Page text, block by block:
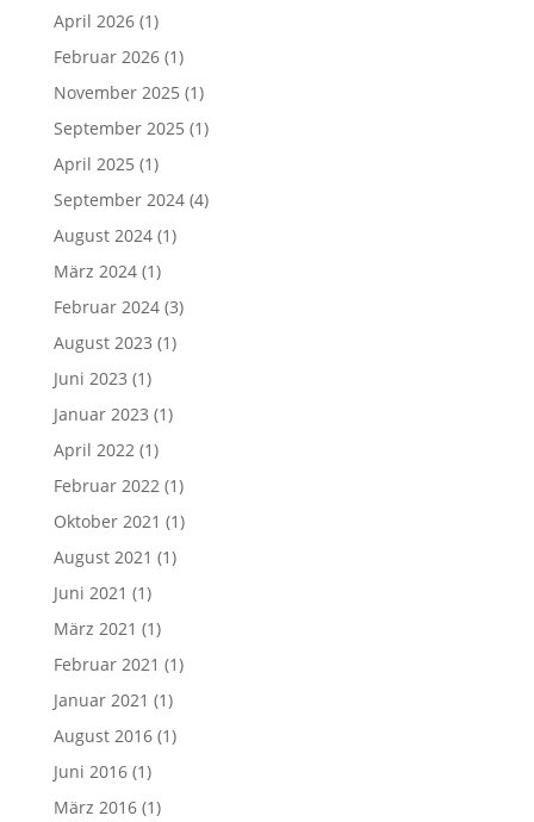
April 2026(1)
Februar 2026(1)
November 2025 (1)
September 2025 (1)
April 2025 (1)
September 2024(4)
August 2024(1)
März 2024(1)
Februar 2024(3)
August 2023 (1)
Juni 2023 (1)
Januar 2023 (1)
April 2022(1)
Februar 2022(1)
Oktober 2021 (1)
August 2021 (1)
Juni 2021 (1)
März 2021 (1)
Februar 2021 (1)
Januar 2021 (1)
August 2016(1)
Juni 2016(1)
März 2016(1)